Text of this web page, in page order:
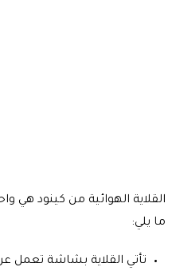
القلاية الهوائية من كينود
ما يلي:
تأتي القلاية بشاشة تعمل